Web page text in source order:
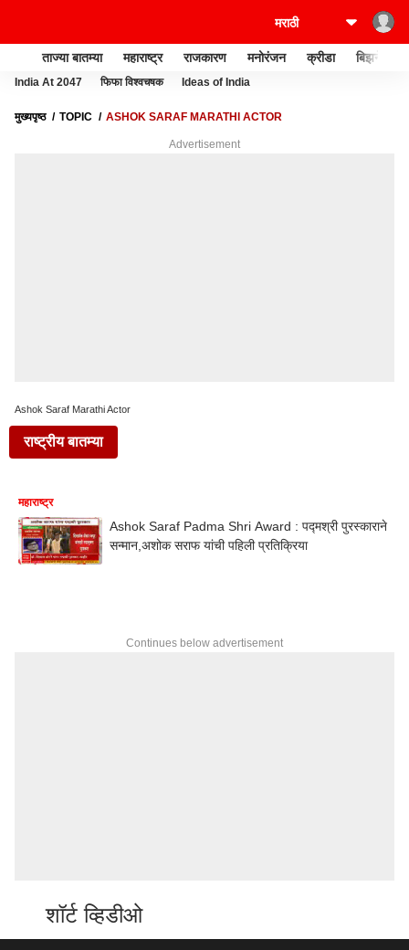
ताज्या बातम्या महाराष्ट्र राजकारण मनोरंजन क्रीडा बिझनेस
India At 2047 फिफा विश्वचषक Ideas of India
मुख्यपृष्ठ TOPIC ASHOK SARAF MARATHI ACTOR
Advertisement
Ashok Saraf Marathi Actor
राष्ट्रीय बातम्या
महाराष्ट्र
Ashok Saraf Padma Shri Award : पद्मश्री पुरस्काराने
सन्मान,अशोक सराफ यांची पहिली प्रतिक्रिया
Continues below advertisement
शॉर्ट व्हिडीओ